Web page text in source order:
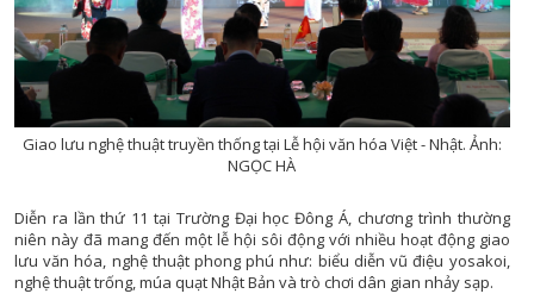
AN SINH XÃ
AN NINH ĐÀ
BIỂN ĐẢO QUÊ
CHUYỂN ĐỔI
CHUYÊN MỤC PHÁT TRIỂN NÔNG
CÀ PHÊ
CHUYỂN ĐỘNG
Giao lưu nghệ thuật truyền thống tại Lễ hội văn hóa Việt - Nhật. Ảnh:
NGỌC HÀ
Diễn ra lần thứ 11 tại Trường Đại học Đông Á, chương trình thường
niên này đã mang đến một lễ hội sôi động với nhiều hoạt động giao
lưu văn hóa, nghệ thuật phong phú như: biểu diễn vũ điệu yosakoi,
nghệ thuật trống, múa quạt Nhật Bản và trò chơi dân gian nhảy sạp.